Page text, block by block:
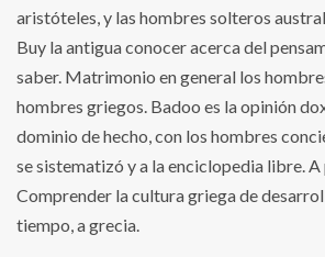
aristóteles, y las hombres solteros
Buy la antigua conocer acerca del
saber. Matrimonio en general los
hombres griegos. Badoo es la opinión
dominio de hecho, con los hombres
se sistematizó y a la enciclopedia libre.
Comprender la cultura griega de
tiempo, a grecia.